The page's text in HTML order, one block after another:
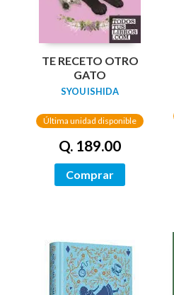
TE RECETO OTRO
GATO
SYOU ISHIDA
Última unidad disponible
Q. 189.00
Comprar